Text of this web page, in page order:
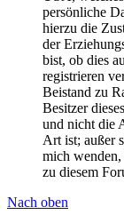
persönliche
hierzu die
der
bist, ob dies
registrieren
Beistand zu
Besitzer
und nicht die
Art ist; außer
mich
zu diesem
Nach oben